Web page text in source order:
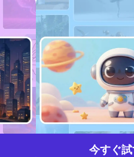
今すぐ
生成しよう